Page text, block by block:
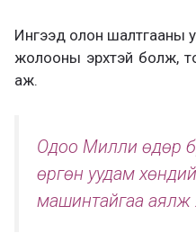
Ингээд олон шалтгааны
жолооны эрхтэй болж,
аж.
Одоо Милли өдөр
өргөн уудам
машинтайгаа аялж